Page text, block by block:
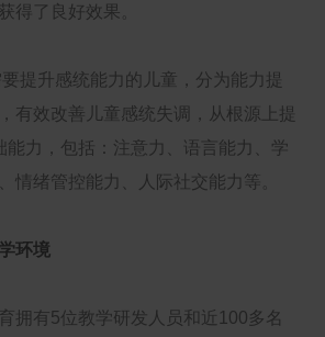
得了良好效果。
提升感统能力的儿童，分为能力提
有效改善儿童感统失调，从根源上提
能力，包括：注意力、语言能力、学
情绪管控能力、人际社交能力等。
环境
拥有5位教学研发人员和近100多名